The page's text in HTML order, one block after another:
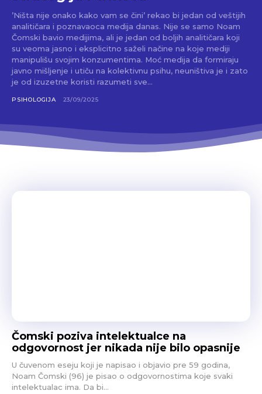
’Ništa nije onako kako vam se čini’ rekao bi jedan od veštijih
analitičara i poznavaoca medija danas. Nije se samo Noam
Čomski bavio medijima, ali je jedan od boljih analitičara koji
su veoma jasno i eksplicitno saželi načine na koje mediji
manipulišu svojim konzumentima. Moć medija da formiraju
javno mišljenje i utiču na kolektivnu psihu, neuništiva je i zato
je od izuzetne koristi razumeti sve...
PSIHOLOGIJA 23/09/2025
Čomski poziva intelektualce na
odgovornost jer nikada nije bilo opasnije
U čuvenom eseju koji je napisao i objavio pre 59 godina,
Noam Čomski (96) je pisao o odgovornostima koje svaki
intelektualac ima. Da bi...